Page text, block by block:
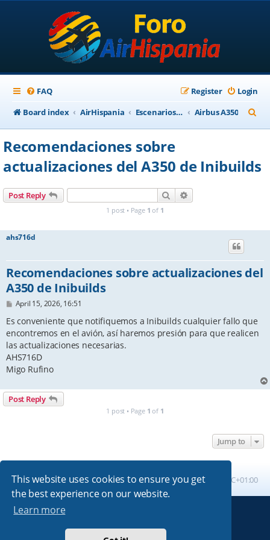
This website uses cookies to ensure you get
the best experience on our website.
Learn more
FAQ Login
Register
Board index
AirHispania Escenarios, Aviones, Paneles Airbus A350
e
r
Recomendaciones sobre
actualizaciones del A350 de Inibuilds
Post Reply Search
1 post • Page 1 of 1
ahs716d
Recomendaciones sobre actualizaciones del
A350 de Inibuilds
P
s
April 15, 2026, 16:51
Es conveniente que notifiquemos a Inibuilds cualquier fallo que
encontremos en el avión, así haremos presión para que realicen
las actualizaciones necesarias.
AHS716D
Migo Rufino
Post Reply
1 post • Page 1 of 1
Jump to
Board index All times are UTC+01:00
Absolution style by
Premium phpBB Styles